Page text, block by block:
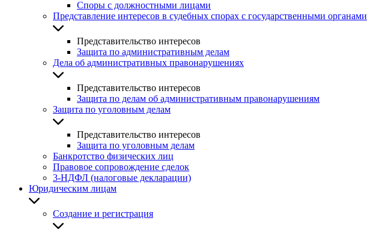
Споры с должностными лицами
Представление интересов в судебных спорах с государственными органами
Представительство интересов
Защита по административным делам
Дела об административных правонарушениях
Представительство интересов
Защита по делам об административным правонарушениям
Защита по уголовным делам
Представительство интересов
Защита по уголовным делам
Банкротство физических лиц
Правовое сопровождение сделок
3-НДФЛ (налоговые декларации)
Юридическим лицам
Создание и регистрация